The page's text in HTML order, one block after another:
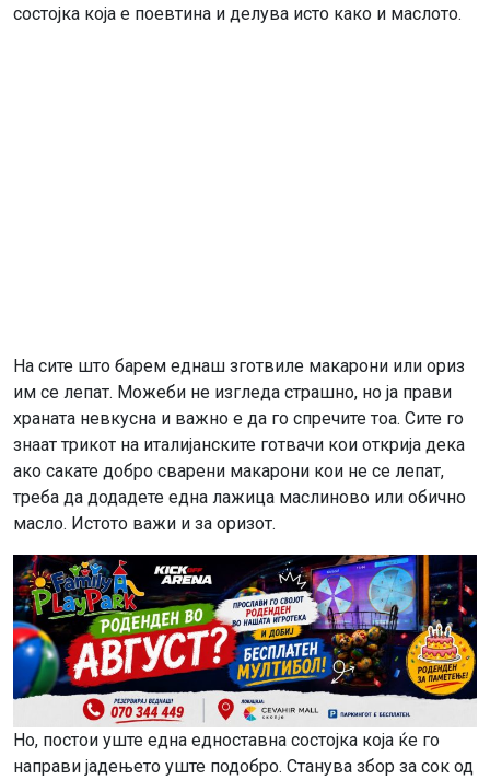
состојка која е поевтина и делува исто како и маслото.
На сите што барем еднаш зготвиле макарони или ориз
им се лепат. Можеби не изгледа страшно, но ја прави
храната невкусна и важно е да го спречите тоа. Сите го
знаат трикот на италијанските готвачи кои открија дека
ако сакате добро сварени макарони кои не се лепат,
треба да додадете една лажица маслиново или обично
масло. Истото важи и за оризот.
Но, постои уште една едноставна состојка која ќе го
направи јадењето уште подобро. Станува збор за сок од